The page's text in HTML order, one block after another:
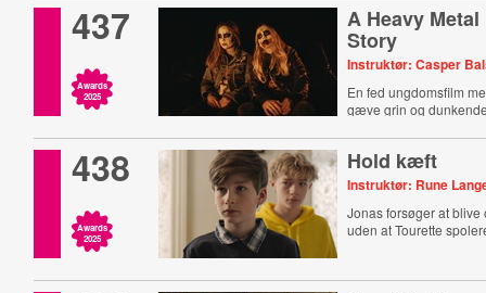
437
Awards
2025
A Heavy
Story
Instruktør: Casper
En fed ungdomsfilm
gæve grin og
438
Awards
2025
Hold kæft
Instruktør: Rune
Jonas forsøger at blive
uden at Tourette